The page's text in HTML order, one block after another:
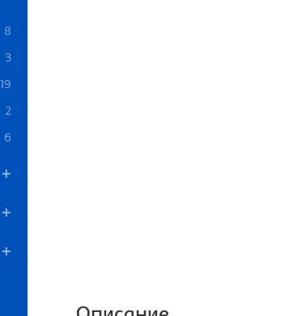
8
3
19
2
6